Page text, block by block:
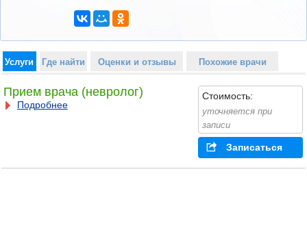
Услуги Где найти Оценки и отзывы Похожие врачи
Прием врача (невролог)
Подробнее
Стоимость:
уточняется при
записи
Записаться